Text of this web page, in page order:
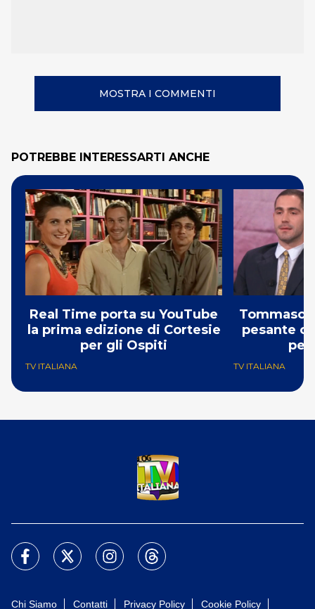
MOSTRA I COMMENTI
POTREBBE INTERESSARTI ANCHE
Real Time porta su YouTube
la prima edizione di Cortesie
per gli Ospiti
TV ITALIANA
Tommaso
pesante
per
TV ITALIANA
Chi Siamo Contatti Privacy Policy Cookie Policy